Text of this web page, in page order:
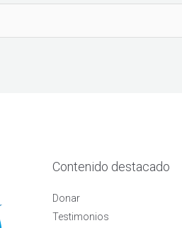
Contenido destacado
Donar
Testimonios